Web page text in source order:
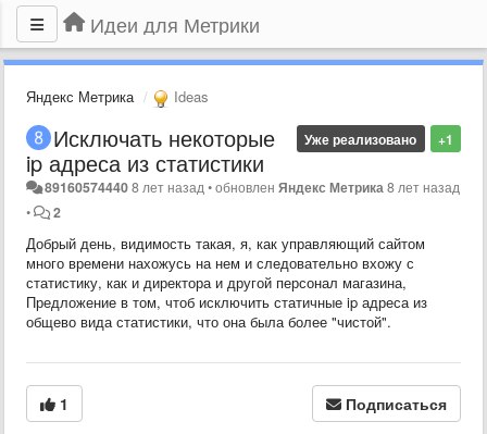
Идеи для Метрики
Яндекс Метрика Ideas
+1
Уже реализовано
Исключать некоторые
ip адреса из статистики
891605744408 лет назад •обновленЯндекс Метрика 8 лет назад
•
2
Добрый день, видимость такая, я, как управляющий сайтом
много времени нахожусь на нем и следовательно вхожу с
статистику, как и директора и другой персонал магазина,
Предложение в том, чтоб исключить статичные ip адреса из
общево вида статистики, что она была более "чистой".
1 Подписаться